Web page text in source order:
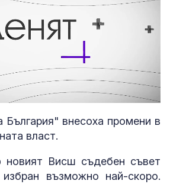
България" внесоха промени в
власт.
Висш съдебен съвет
възможно най-скоро.